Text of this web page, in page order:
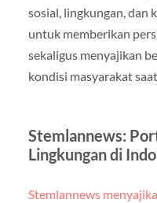
sosial, lingkungan, dan
untuk memberikan
sekaligus menyajikan
kondisi masyarakat
Stemlannews:
Lingkungan di
Stemlannews